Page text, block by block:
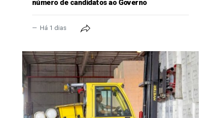
número de candidatos ao Governo
Há 1 dias